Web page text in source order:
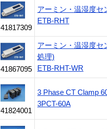
41817309
アーミン・温湿度セ
ETB-RHT
41867095
アーミン・温湿度セ
処理)
ETB-RHT-WR
41824001
3 Phase CT Clamp
3PCT-60A